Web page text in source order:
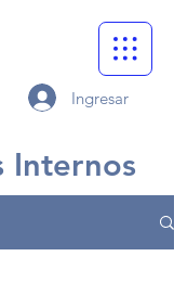
Ingresar
Internos